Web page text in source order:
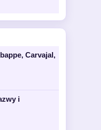
Carvajal,
i